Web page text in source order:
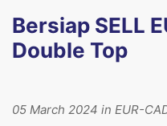
Bersiap SELL
Double Top
05 March 2024 in EUR-